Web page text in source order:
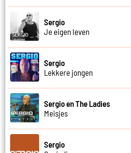
Sergio
Je eigen leven
Sergio
Lekkere jongen
Sergio en The Ladies
Meisjes
Sergio